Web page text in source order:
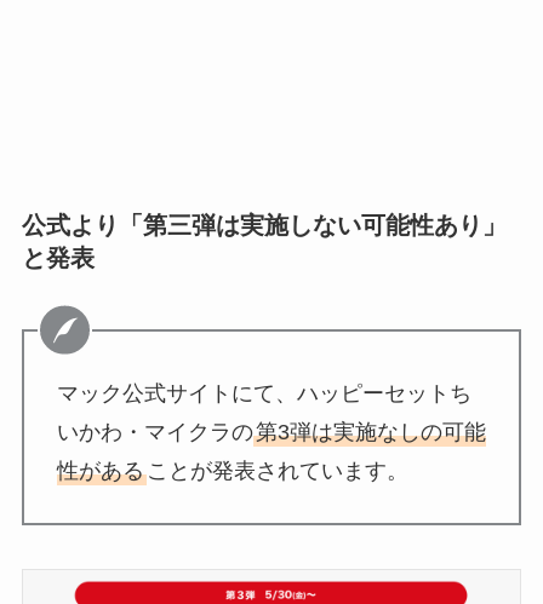
公式より「第三弾は実施しない可能性あり」
と発表
マック公式サイトにて、ハッピーセットち
いかわ・マイクラの第3弾は実施なしの可能
性があることが発表されています。